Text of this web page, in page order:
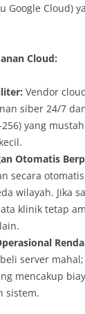
Google Cloud)
Cloud:
Vendor
siber 24/7
256) yang
Otomatis
secara
wilayah. Jika
klinik tetap
server
mencakup
sistem.